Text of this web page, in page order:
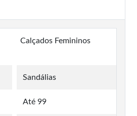
Calçados Femininos
Sandálias
Até 99